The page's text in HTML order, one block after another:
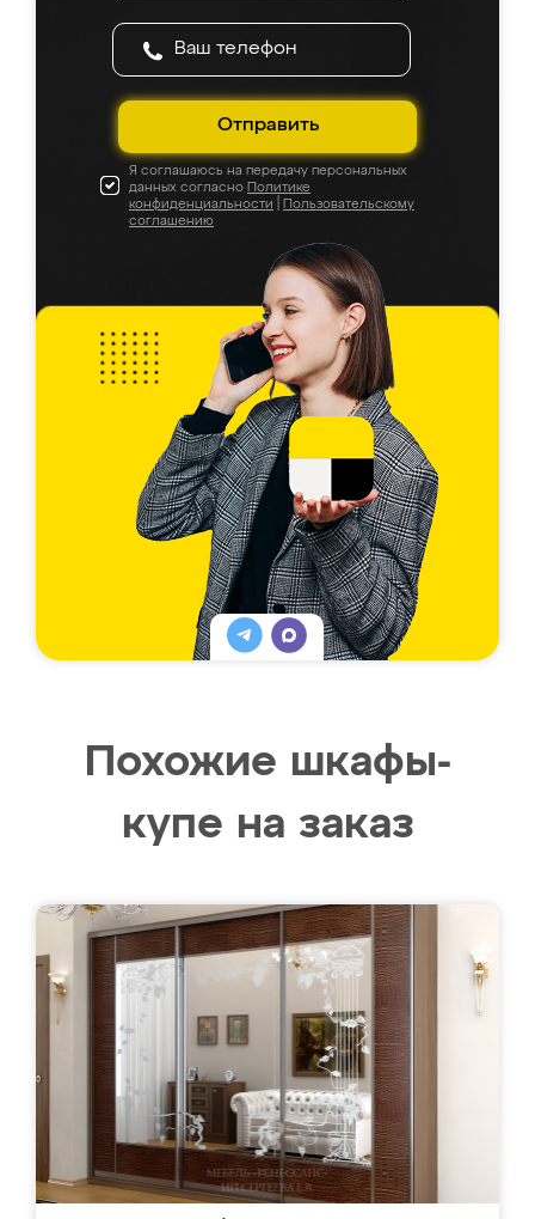
Отправить
Я соглашаюсь на передачу персональных
данных согласно Политике
конфиденциальности
Пользовательскому
соглашению
Похожие шкафы-
купе на заказ